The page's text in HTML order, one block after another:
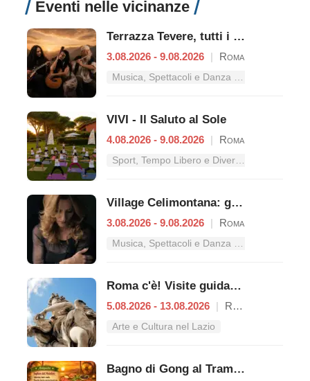
Eventi nelle vicinanze
Terrazza Tevere, tutti i concerti dal 3 al 9 agosto
3.08.2026 - 9.08.2026 | Roma
VIVI - Il Saluto al Sole
4.08.2026 - 9.08.2026 | Roma
Village Celimontana: gli appuntamenti dal 3 al 9 agosto
3.08.2026 - 9.08.2026 | Roma
Roma c'è! Visite guidate (anche per bambini) dal 5 al 13 agosto 2026
5.08.2026 - 13.08.2026 | Roma
Arte e Cultura nel Lazio
Bagno di Gong al Tramonto | Cena Veg